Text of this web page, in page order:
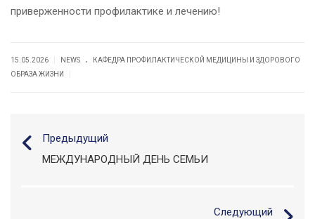
приверженности профилактике и лечению!
15.05.2026 NEWS .
КАФЕДРА ПРОФИЛАКТИЧЕСКОЙ МЕДИЦИНЫ И ЗДОРОВОГО
ОБРАЗА ЖИЗНИ
Предыдущий
МЕЖДУНАРОДНЫЙ ДЕНЬ СЕМЬИ
Следующий